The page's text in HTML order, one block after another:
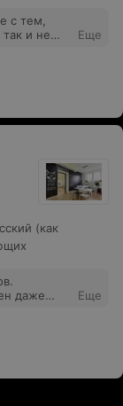
с тем,
и не
Еще
(как
даже
Еще